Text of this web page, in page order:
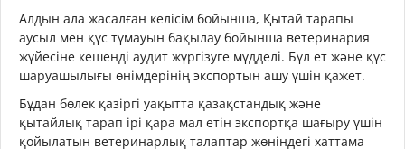
Алдын ала жасалған келісім бойынша, Қытай тарапы
аусыл мен құс тұмауын бақылау бойынша ветеринария
жүйесіне кешенді аудит жүргізуге мүдделі. Бұл ет және құс
шаруашылығы өнімдерінің экспортын ашу үшін қажет.
Бұдан бөлек қазіргі уақытта қазақстандық және
қытайлық тарап ірі қара мал етін экспортқа шағыру үшін
қойылатын ветеринарлық талаптар жөніндегі хаттама